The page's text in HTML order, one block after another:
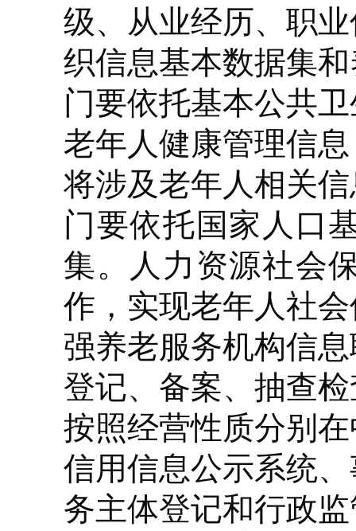
级、从业经历、职
织信息基本数据集
门要依托基本公共
老年人健康管理信
将涉及老年人相关
门要依托国家人口
集。人力资源社会
作，实现老年人社
强养老服务机构信
登记、备案、抽查
按照经营性质分别
信用信息公示系统
务主体登记和行政